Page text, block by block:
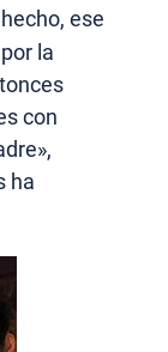
ese
la
con
ha